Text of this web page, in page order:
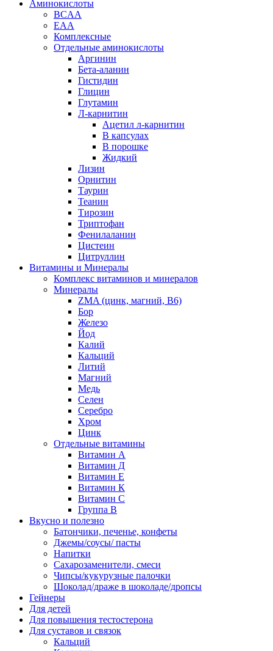
Аминокислоты
BCAA
EAA
Комплексные
Отдельные аминокислоты
Аргинин
Бета-аланин
Гистидин
Глицин
Глутамин
Л-карнитин
Ацетил л-карнитин
В капсулах
В порошке
Жидкий
Лизин
Орнитин
Таурин
Теанин
Тирозин
Триптофан
Фенилаланин
Цистеин
Цитруллин
Витамины и Минералы
Комплекс витаминов и минералов
Минералы
ZMA (цинк, магний, В6)
Бор
Железо
Йод
Калий
Кальций
Литий
Магний
Медь
Селен
Серебро
Хром
Цинк
Отдельные витамины
Витамин А
Витамин Д
Витамин Е
Витамин К
Витамин С
Группа В
Вкусно и полезно
Батончики, печенье, конфеты
Джемы/соусы/ пасты
Напитки
Сахарозаменители, смеси
Чипсы/кукурузные палочки
Шоколад/драже в шоколаде/дропсы
Гейнеры
Для детей
Для повышения тестостерона
Для суставов и связок
Кальций